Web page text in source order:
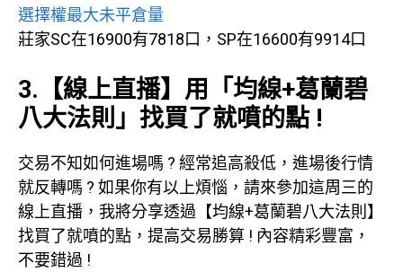
選擇權最大未平倉量
莊家SC在16900有7818口，SP在16600有9914口
3.【線上直播】用「均線+葛蘭碧
八大法則」找買了就噴的點 !
交易不知如何進場嗎 ? 經常追高殺低，進場後行情
就反轉嗎 ? 如果你有以上煩惱，請來參加這周三的
線上直播，我將分享透過【均線+葛蘭碧八大法則】
找買了就噴的點，提高交易勝算 ! 內容精彩豐富，
不要錯過 !